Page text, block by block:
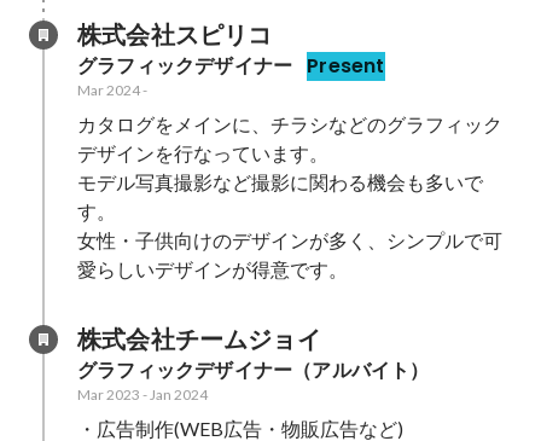
株式会社スピリコ
グラフィックデザイナー Present
Mar 2024-
カタログをメインに、チラシなどのグラフィック
デザインを行なっています。
モデル写真撮影など撮影に関わる機会も多いで
す。
女性・子供向けのデザインが多く、シンプルで可
愛らしいデザインが得意です。
株式会社チームジョイ
グラフィックデザイナー（アルバイト）
Mar 2023 -Jan 2024
・広告制作(WEB広告・物販広告など)